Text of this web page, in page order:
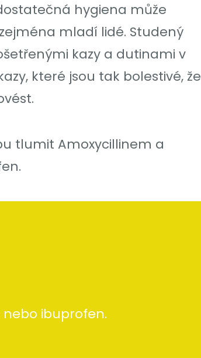
hygiena může
mladí lidé. Studený
kazy a dutinami v
které jsou tak bolestivé, že
tlumit Amoxycillinem a
nebo ibuprofen.